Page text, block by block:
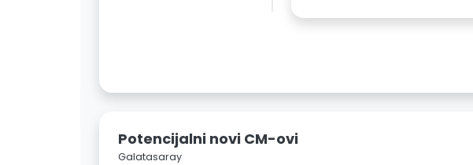
Potencijalni novi CM-ovi
Galatasaray